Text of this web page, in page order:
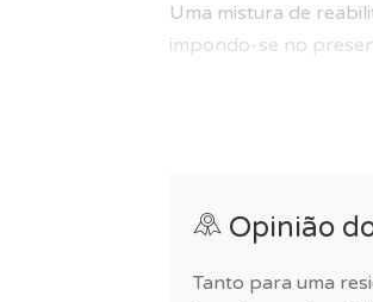
Uma mistura de
impondo-se no
« DUCADO 39 », a
oferecendo uma
residentes :
e conforto no centro
Opinião
Tanto para uma